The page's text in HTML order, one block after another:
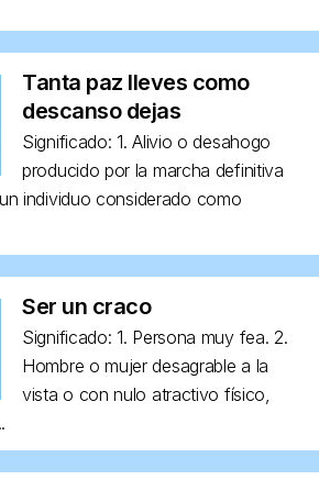
Tanta paz lleves como
descanso dejas
Significado: 1. Alivio o desahogo
producido por la marcha definitiva
individuo considerado como
Ser un craco
Significado: 1. Persona muy fea. 2.
Hombre o mujer desagrable a la
vista o con nulo atractivo físico,